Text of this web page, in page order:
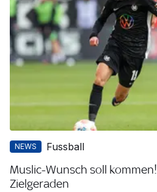
NEWS Fussball
Muslic-Wunsch soll
Zielgeraden